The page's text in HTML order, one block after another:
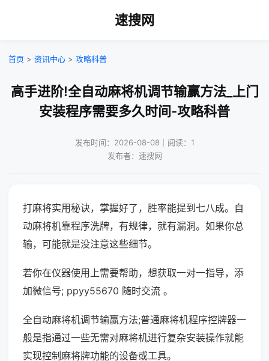
速搜网
首页 > 资讯中心 > 攻略科普
高手进阶!全自动麻将机调节输赢方法_上门
安装程序需要多久时间-攻略科普
发布时间：2026-08-08｜阅读：1
发布者：速搜网
打麻将实用秘诀，掌握好了，胜率能提到七八成。自
动麻将机靠程序洗牌，有规律，就有漏洞。如果你总
输，可能就是没注意这些细节。
若你在仪器使用上需要帮助，想获取一对一指导，添
加微信号; ppyy55670 随时交流 。
全自动麻将机调节输赢方法;普通麻将机程序控牌器一
般是指通过一些无需对麻将机进行复杂安装操作就能
实现控制麻将牌功能的设备或工具。